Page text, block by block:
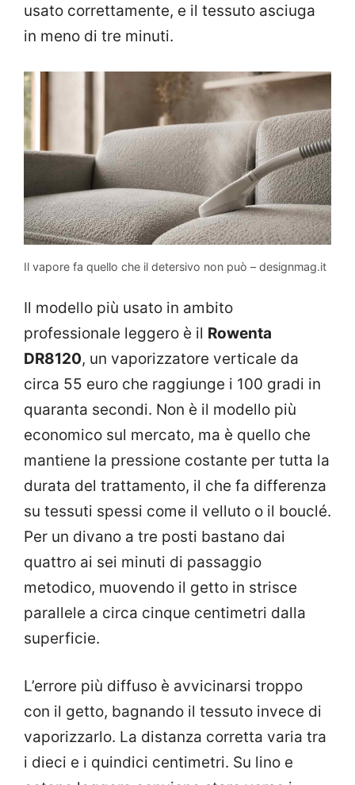
usato correttamente, e il tessuto asciuga
in meno di tre minuti.
Il vapore fa quello che il detersivo non può – designmag.it
Il modello più usato in ambito
professionale leggero è il Rowenta
DR8120, un vaporizzatore verticale da
circa 55 euro che raggiunge i 100 gradi in
quaranta secondi. Non è il modello più
economico sul mercato, ma è quello che
mantiene la pressione costante per tutta la
durata del trattamento, il che fa differenza
su tessuti spessi come il velluto o il bouclé.
Per un divano a tre posti bastano dai
quattro ai sei minuti di passaggio
metodico, muovendo il getto in strisce
parallele a circa cinque centimetri dalla
superficie.
L’errore più diffuso è avvicinarsi troppo
con il getto, bagnando il tessuto invece di
vaporizzarlo. La distanza corretta varia tra
i dieci e i quindici centimetri. Su lino e